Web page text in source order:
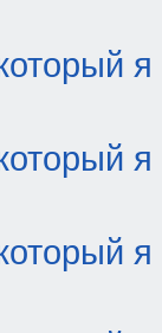
я
я
я